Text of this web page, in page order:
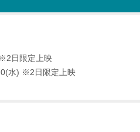
日限定上映
水) ※2日限定上映